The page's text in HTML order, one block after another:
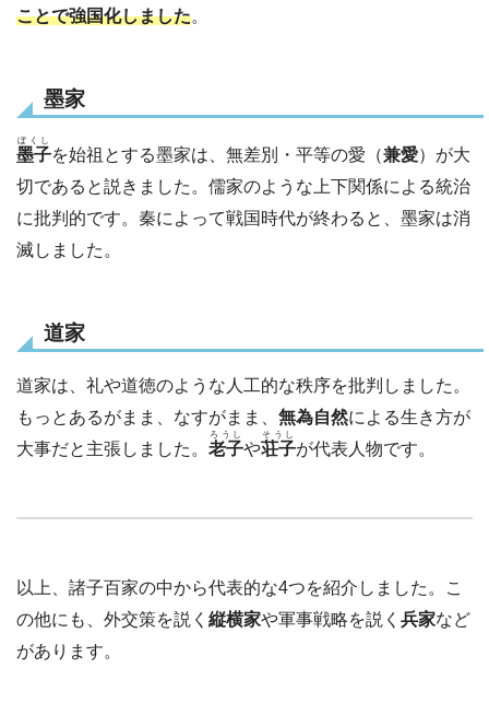
ことで強国化しました。
墨家
墨子
ぼくし
を始祖とする墨家は、無差別・平等の愛（兼愛）が大
切であると説きました。儒家のような上下関係による統治
に批判的です。秦によって戦国時代が終わると、墨家は消
滅しました。
道家
道家は、礼や道徳のような人工的な秩序を批判しました。
もっとあるがまま、なすがまま、 無為自然による生き方が
大事だと主張しました。 老子
ろうし
や荘子
そうし
が代表人物です。
以上、諸子百家の中から代表的な4つを紹介しました。こ
の他にも、外交策を説く 縦横家や軍事戦略を説く 兵家など
があります。